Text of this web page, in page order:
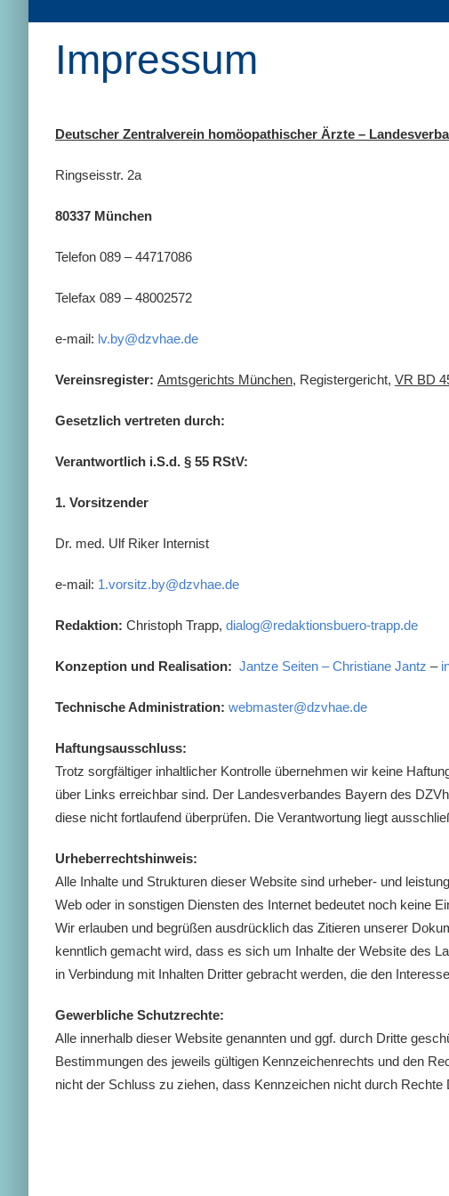
Impressum
Deutscher Zentralverein homöopathischer Ärzte –
Ringseisstr. 2a
80337 München
Telefon 089 – 44717086
Telefax 089 – 48002572
e-mail: lv.by@dzvhae.de
Vereinsregister: Amtsgerichts München, Registergericht, VR BD
Gesetzlich vertreten durch:
Verantwortlich i.S.d. § 55 RStV:
1. Vorsitzender
Dr. med. Ulf Riker Internist
e-mail: 1.vorsitz.by@dzvhae.de
Redaktion: Christoph Trapp, dialog@redaktionsbuero-trapp.de
Konzeption und Realisation: Jantze Seiten – Christiane Jantz –
Technische Administration: webmaster@dzvhae.de
Haftungsausschluss:
Trotz sorgfältiger inhaltlicher Kontrolle übernehmen wir keine
über Links erreichbar sind. Der Landesverbandes Bayern des
diese nicht fortlaufend überprüfen. Die Verantwortung liegt
Urheberrechtshinweis:
Alle Inhalte und Strukturen dieser Website sind urheber- und
Web oder in sonstigen Diensten des Internet bedeutet noch keine
Wir erlauben und begrüßen ausdrücklich das Zitieren unserer
kenntlich gemacht wird, dass es sich um Inhalte der Website des
in Verbindung mit Inhalten Dritter gebracht werden, die den
Gewerbliche Schutzrechte:
Alle innerhalb dieser Website genannten und ggf. durch Dritte
Bestimmungen des jeweils gültigen Kennzeichenrechts und den
nicht der Schluss zu ziehen, dass Kennzeichen nicht durch Rechte